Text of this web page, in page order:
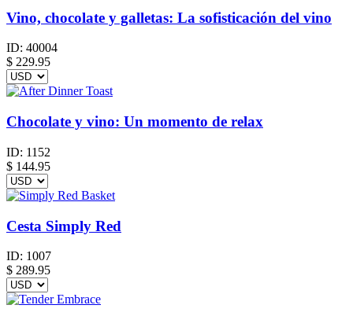
Vino, chocolate y galletas: La sofisticación del vino
ID: 40004
$ 229.95
Chocolate y vino: Un momento de relax
ID: 1152
$ 144.95
Cesta Simply Red
ID: 1007
$ 289.95